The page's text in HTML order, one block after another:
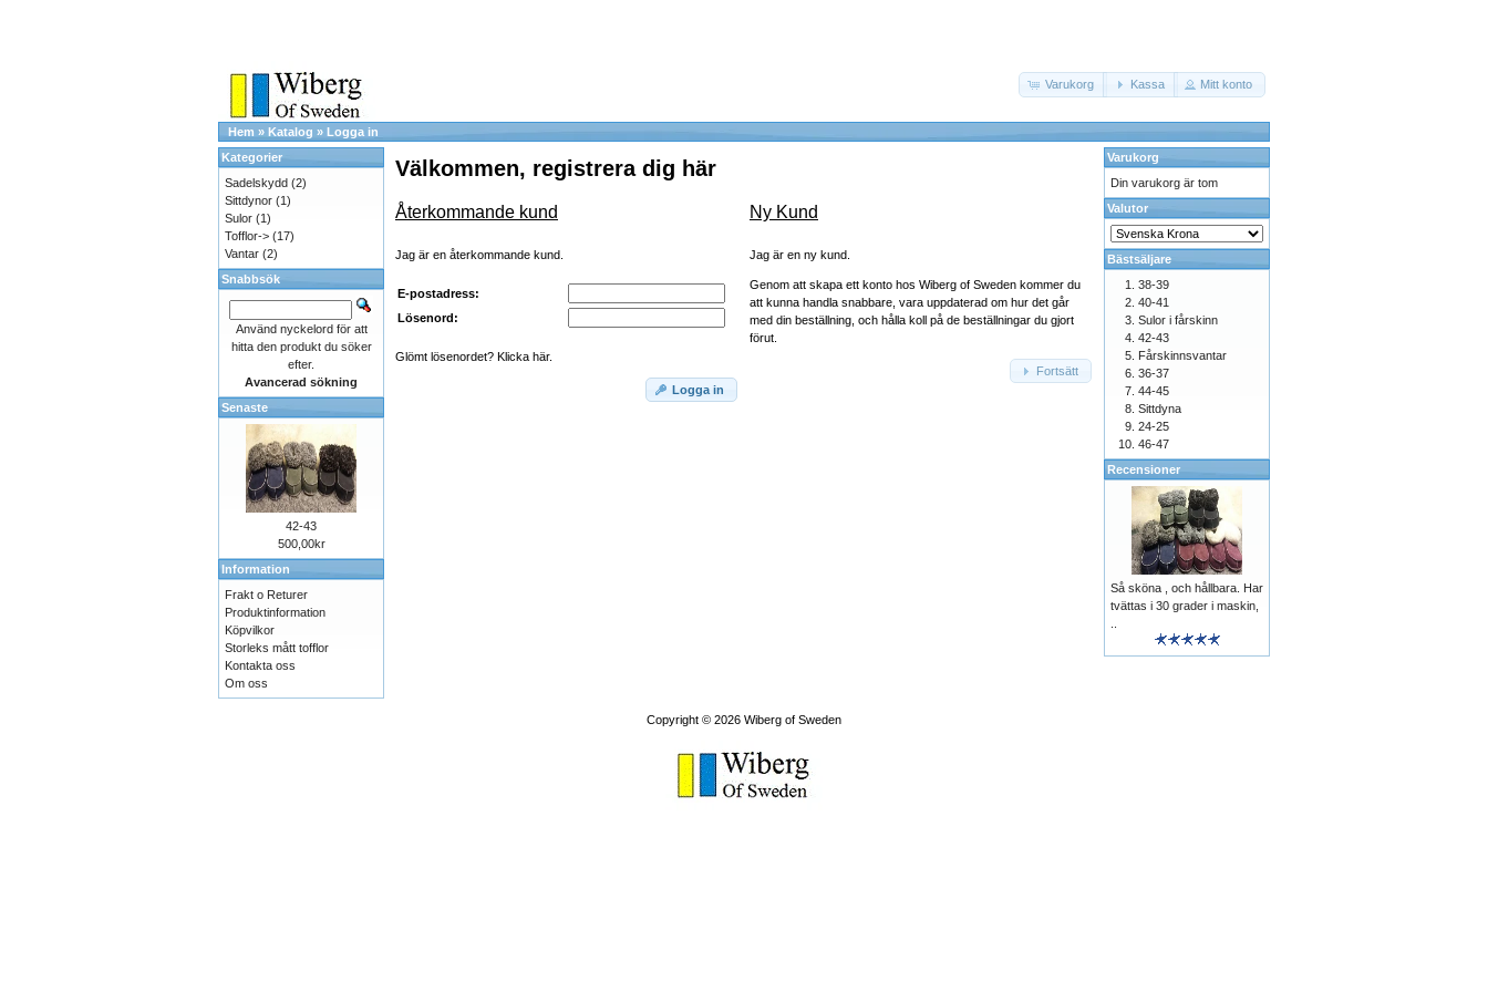
Varukorg Kassa Mitt konto
Hem » Katalog » Logga in
Välkommen, registrera dig här
Återkommande kund
Jag är en återkommande kund.
E-postadress:
Lösenord:
Glömt lösenordet? Klicka här.
Logga in
Ny Kund
Jag är en ny kund.
Genom att skapa ett konto hos Wiberg of Sweden kommer du
att kunna handla snabbare, vara uppdaterad om hur det går
med din beställning, och hålla koll på de beställningar du gjort
förut.
Fortsätt
Kategorier
Sadelskydd (2)
Sittdynor (1)
Sulor (1)
Tofflor-> (17)
Vantar (2)
Snabbsök
Använd nyckelord för att
hitta den produkt du söker
efter.
Avancerad sökning
Senaste
42-43
500,00kr
Information
Frakt o Returer
Produktinformation
Köpvilkor
Storleks mått tofflor
Kontakta oss
Om oss
Varukorg
Din varukorg är tom
Valutor
Bästsäljare
38-39
40-41
Sulor i fårskinn
42-43
Fårskinnsvantar
36-37
44-45
Sittdyna
24-25
46-47
Recensioner
Så sköna , och hållbara. Har
tvättas i 30 grader i maskin,
Copyright © 2026 Wiberg of Sweden